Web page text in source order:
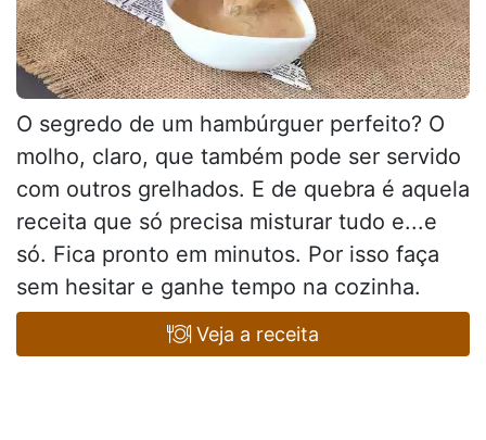
O segredo de um hambúrguer perfeito? O
molho, claro, que também pode ser servido
com outros grelhados. E de quebra é aquela
receita que só precisa misturar tudo e...e
só. Fica pronto em minutos. Por isso faça
sem hesitar e ganhe tempo na cozinha.
Veja a receita